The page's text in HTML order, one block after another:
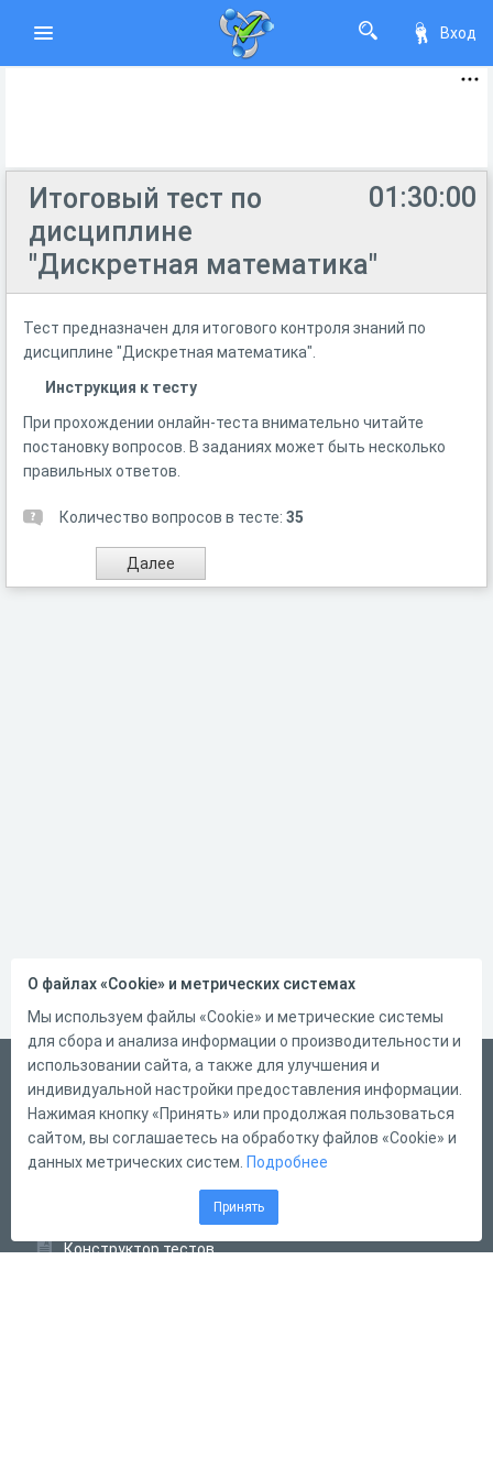
Вход
01:30:00
Итоговый тест по
дисциплине
"Дискретная математика"
Тест предназначен для итогового контроля знаний по
дисциплине "Дискретная математика".
Инструкция к тесту
При прохождении онлайн-теста внимательно читайте
постановку вопросов. В заданиях может быть несколько
правильных ответов.
Количество вопросов в тесте: 35
Русский
Справка
Форма обратной связи
Конструктор тестов
О файлах «Cookie» и метрических системах
Мы используем файлы «Cookie» и метрические системы
для сбора и анализа информации о производительности и
использовании сайта, а также для улучшения и
индивидуальной настройки предоставления информации.
Нажимая кнопку «Принять» или продолжая пользоваться
сайтом, вы соглашаетесь на обработку файлов «Cookie» и
данных метрических систем. Подробнее
Принять